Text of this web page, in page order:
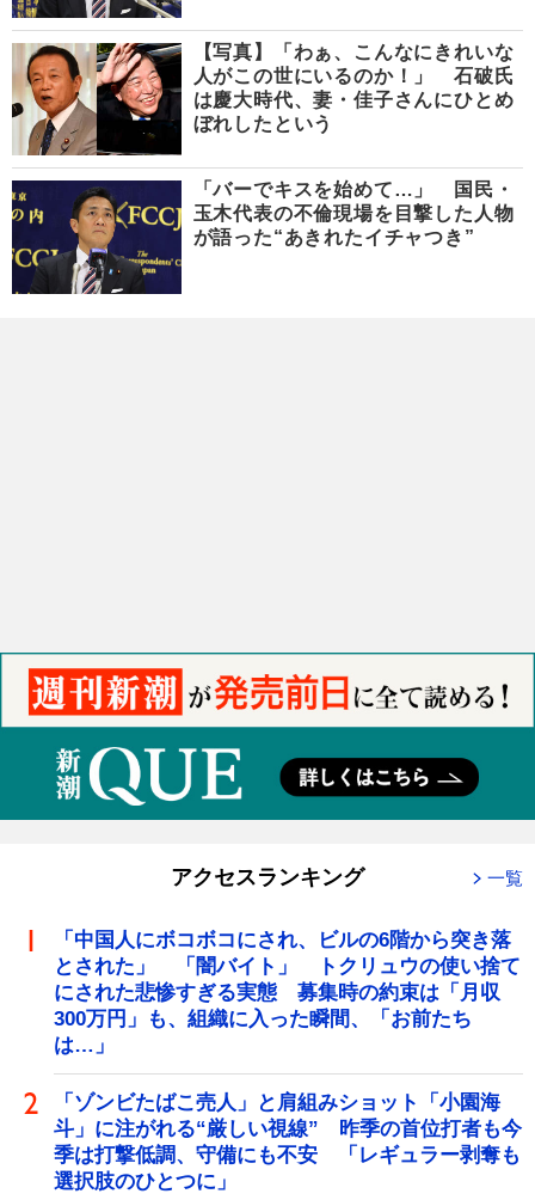
【写真】「わぁ、こんなにきれいな
人がこの世にいるのか！」 石破氏
は慶大時代、妻・佳子さんにひとめ
ぼれしたという
「バーでキスを始めて…」 国民・
玉木代表の不倫現場を目撃した人物
が語った“あきれたイチャつき”
アクセスランキング 一覧
「中国人にボコボコにされ、ビルの6階から突き落
とされた」 「闇バイト」 トクリュウの使い捨て
にされた悲惨すぎる実態 募集時の約束は「月収
300万円」も、組織に入った瞬間、「お前たち
は…」
「ゾンビたばこ売人」と肩組みショット「小園海
斗」に注がれる“厳しい視線” 昨季の首位打者も今
季は打撃低調、守備にも不安 「レギュラー剥奪も
選択肢のひとつに」